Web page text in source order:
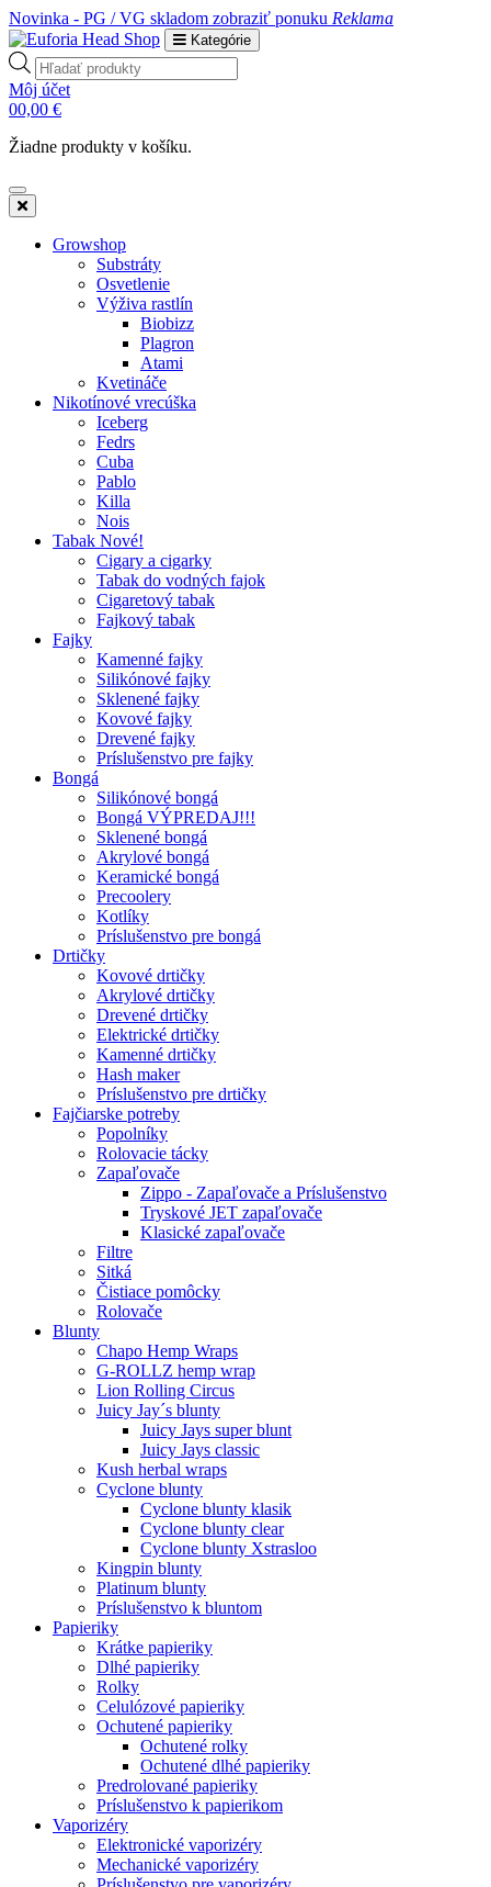
Novinka - PG / VG skladom zobraziť ponuku Reklama
Kategórie
Products
search
Môj účet
00,00 €
Žiadne produkty v košíku.
Growshop
Substráty
Osvetlenie
Výživa rastlín
Biobizz
Plagron
Atami
Kvetináče
Nikotínové vrecúška
Iceberg
Fedrs
Cuba
Pablo
Killa
Nois
Tabak Nové!
Cigary a cigarky
Tabak do vodných fajok
Cigaretový tabak
Fajkový tabak
Fajky
Kamenné fajky
Silikónové fajky
Sklenené fajky
Kovové fajky
Drevené fajky
Príslušenstvo pre fajky
Bongá
Silikónové bongá
Bongá VÝPREDAJ!!!
Sklenené bongá
Akrylové bongá
Keramické bongá
Precoolery
Kotlíky
Príslušenstvo pre bongá
Drtičky
Kovové drtičky
Akrylové drtičky
Drevené drtičky
Elektrické drtičky
Kamenné drtičky
Hash maker
Príslušenstvo pre drtičky
Fajčiarske potreby
Popolníky
Rolovacie tácky
Zapaľovače
Zippo - Zapaľovače a Príslušenstvo
Tryskové JET zapaľovače
Klasické zapaľovače
Filtre
Sitká
Čistiace pomôcky
Rolovače
Blunty
Chapo Hemp Wraps
G-ROLLZ hemp wrap
Lion Rolling Circus
Juicy Jay´s blunty
Juicy Jays super blunt
Juicy Jays classic
Kush herbal wraps
Cyclone blunty
Cyclone blunty klasik
Cyclone blunty clear
Cyclone blunty Xstrasloo
Kingpin blunty
Platinum blunty
Príslušenstvo k bluntom
Papieriky
Krátke papieriky
Dlhé papieriky
Rolky
Celulózové papieriky
Ochutené papieriky
Ochutené rolky
Ochutené dlhé papieriky
Predrolované papieriky
Príslušenstvo k papierikom
Vaporizéry
Elektronické vaporizéry
Mechanické vaporizéry